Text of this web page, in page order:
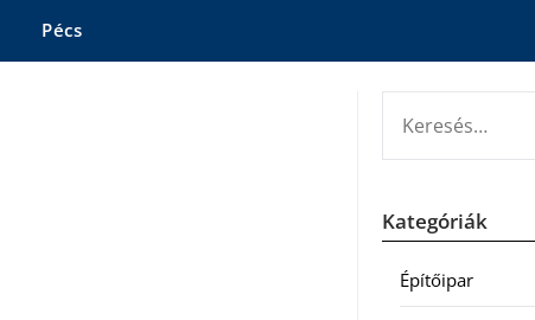
Pécs
Kategóriák
Építőipar